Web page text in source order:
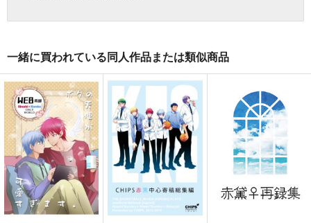
一緒に買われている同人作品または類似商品